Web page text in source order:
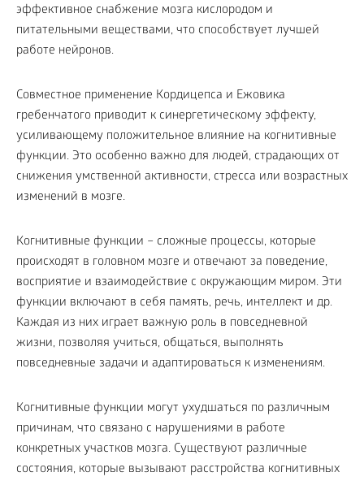
эффективное снабжение мозга кислородом и
питательными веществами, что способствует лучшей
работе нейронов.
Совместное применение Кордицепса и Ежовика
гребенчатого приводит к синергетическому эффекту,
усиливающему положительное влияние на когнитивные
функции. Это особенно важно для людей, страдающих от
снижения умственной активности, стресса или возрастных
изменений в мозге.
Когнитивные функции – сложные процессы, которые
происходят в головном мозге и отвечают за поведение,
восприятие и взаимодействие с окружающим миром. Эти
функции включают в себя память, речь, интеллект и др.
Каждая из них играет важную роль в повседневной
жизни, позволяя учиться, общаться, выполнять
повседневные задачи и адаптироваться к изменениям.
Когнитивные функции могут ухудшаться по различным
причинам, что связано с нарушениями в работе
конкретных участков мозга. Существуют различные
состояния, которые вызывают расстройства когнитивных